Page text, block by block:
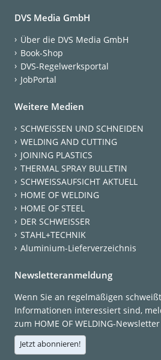
DVS Media GmbH
Über die DVS Media GmbH
Book-Shop
DVS-Regelwerksportal
JobPortal
Weitere Medien
SCHWEISSEN UND SCHNEIDEN
WELDING AND CUTTING
JOINING PLASTICS
THERMAL SPRAY BULLETIN
SCHWEISSAUFSICHT AKTUELL
HOME OF WELDING
HOME OF STEEL
DER SCHWEISSER
STAHL+TECHNIK
Aluminium-Lieferverzeichnis
Newsletteranmeldung
Wenn Sie an regelmäßigen
Informationen interessiert sind,
zum HOME OF WELDING-
Jetzt abonnieren!